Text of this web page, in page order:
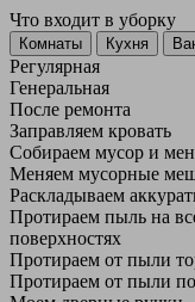
Что входит в уборку
Регу­лярная
Гене­ральная
После ремонта
Заправляем кровать
Собираем мусор и
Меняем мусорные
Раскладываем
Протираем пыль на
поверхностях
Протираем от пыли
Протираем от пыли